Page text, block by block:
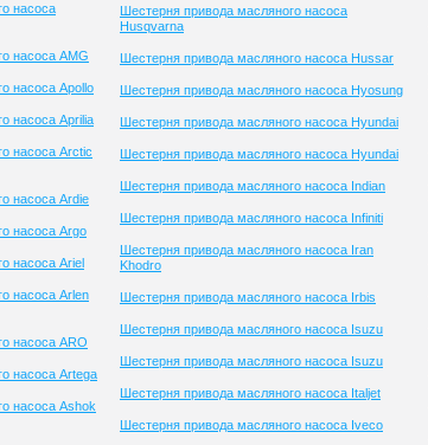
насоса
насоса AMG
насоса Apollo
насоса Aprilia
насоса Arctic
насоса Ardie
насоса Argo
насоса Ariel
насоса Arlen
насоса ARO
насоса Artega
насоса Ashok
Шестерня привода масляного насоса
Husqvarna
Шестерня привода масляного насоса Hussar
Шестерня привода масляного насоса Hyosung
Шестерня привода масляного насоса Hyundai
Шестерня привода масляного насоса Hyundai
Шестерня привода масляного насоса Indian
Шестерня привода масляного насоса Infiniti
Шестерня привода масляного насоса Iran
Khodro
Шестерня привода масляного насоса Irbis
Шестерня привода масляного насоса Isuzu
Шестерня привода масляного насоса Isuzu
Шестерня привода масляного насоса Italjet
Шестерня привода масляного насоса Iveco